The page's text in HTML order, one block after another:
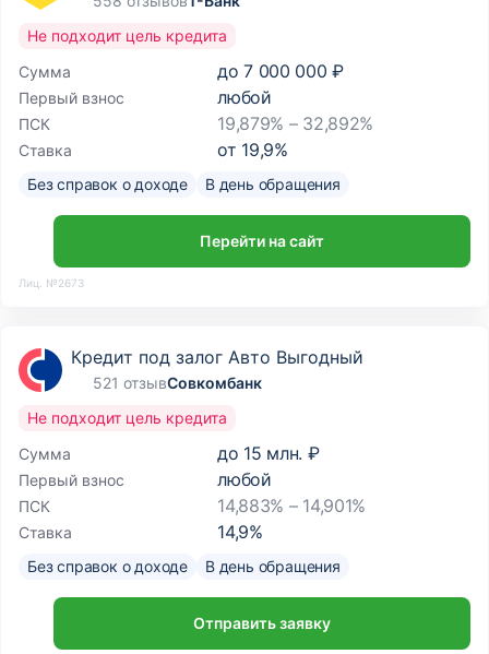
Сумма до 7 000 000 ₽
Первый взнос любой
ПСК 19,879% – 32,892%
Ставка от 19,9%
Не подходит цель кредита
Без справок о доходе В день обращения
Перейти на сайт
Лиц. №2673
Кредит под залог Авто Выгодный
521 отзывСовкомбанк
Сумма до 15 млн. ₽
Первый взнос любой
ПСК 14,883% – 14,901%
Ставка 14,9%
Не подходит цель кредита
Без справок о доходе В день обращения
Отправить заявку